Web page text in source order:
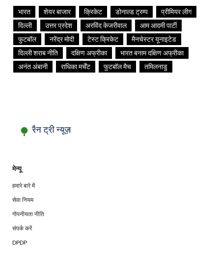
भारत शेयर बाजार क्रिकेट डोनाल्ड ट्रम्प
प्रीमियर लीग
दिल्ली
उत्तर प्रदेश अरविंद केजरीवाल
आम आदमी पार्टी
फुटबॉल
नरेंद्र मोदी टेस्ट क्रिकेट
मैनचेस्टर यूनाइटेड
दिल्ली शराब नीति
दक्षिण अफ्रीका
भारत बनाम दक्षिण अफ्रीका
अनंत अंबानी
राधिका मर्चेंट फुटबॉल मैच तमिलनाडु
मेन्यू
हमारे बारे में
सेवा नियम
गोपनीयता नीति
संपर्क करें
DPDP